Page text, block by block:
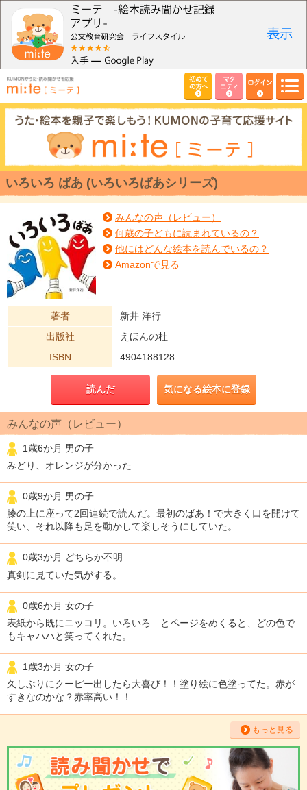
初めて
の方へ
マタ
ニティ
ログイン
いろいろ ばあ (いろいろばあシリーズ)
みんなの声（レビュー）
何歳の子どもに読まれているの？
他にはどんな絵本を読んでいるの？
Amazonで見る
著者
新井 洋行
出版社
えほんの杜
ISBN
4904188128
読んだ 気になる絵本に登録
みんなの声（レビュー）
1歳6か月 男の子
みどり、オレンジが分かった
0歳9か月 男の子
膝の上に座って2回連続で読んだ。最初のばあ！で大きく口を開けて
笑い、それ以降も足を動かして楽しそうにしていた。
0歳3か月 どちらか不明
真剣に見ていた気がする。
0歳6か月 女の子
表紙から既にニッコリ。いろいろ…とページをめくると、どの色で
もキャハハと笑ってくれた。
1歳3か月 女の子
久しぶりにクーピー出したら大喜び！！塗り絵に色塗ってた。赤が
すきなのかな？赤率高い！！
もっと見る